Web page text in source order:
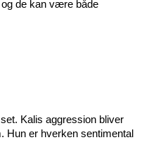
de kan være både
Kalis aggression bliver
Hun er hverken sentimental